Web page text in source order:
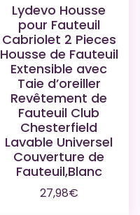
Lydevo Housse
pour Fauteuil
Cabriolet 2 Pieces
Housse de Fauteuil
Extensible avec
Taie d’oreiller
Revêtement de
Fauteuil Club
Chesterfield
Lavable Universel
Couverture de
Fauteuil,Blanc
27,98€